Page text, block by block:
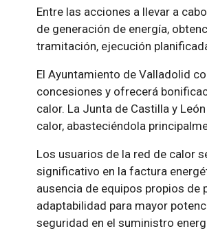
Entre las acciones a llevar a
de generación de energía,
tramitación, ejecución
El Ayuntamiento de Valladolid
concesiones y ofrecerá
calor. La Junta de Castilla y
calor, abasteciéndola
Los usuarios de la red de calor
significativo en la factura
ausencia de equipos propios
adaptabilidad para mayor
seguridad en el suministro